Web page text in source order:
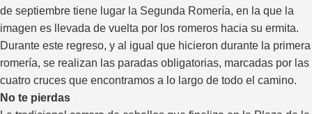
de septiembre tiene lugar la Segunda Romería, en la que la
imagen es llevada de vuelta por los romeros hacia su ermita.
Durante este regreso, y al igual que hicieron durante la primera
romería, se realizan las paradas obligatorias, marcadas por las
cuatro cruces que encontramos a lo largo de todo el camino.
No te pierdas